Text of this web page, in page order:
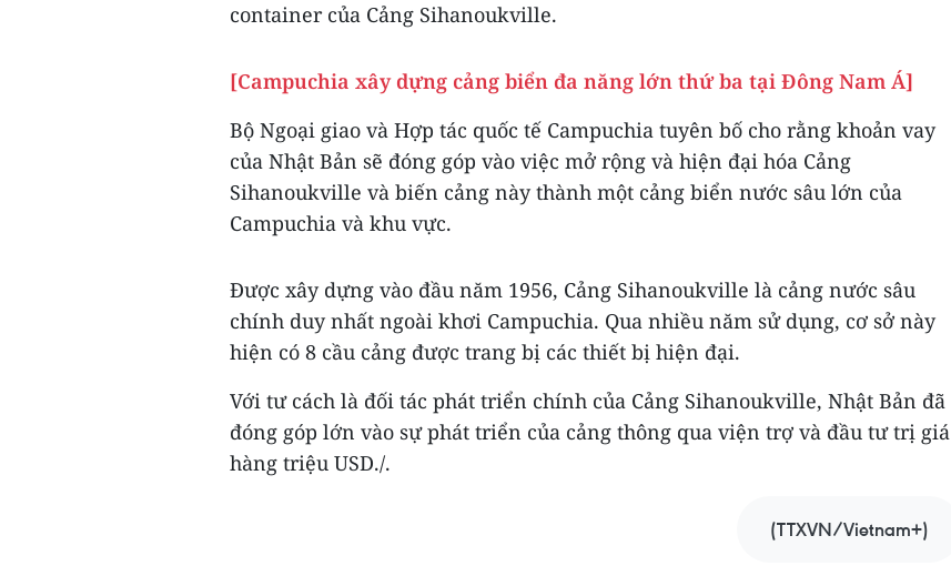
container của Cảng Sihanoukville.
[Campuchia xây dựng cảng biển đa năng lớn thứ ba tại Đông Nam Á]
Bộ Ngoại giao và Hợp tác quốc tế Campuchia tuyên bố cho rằng khoản vay
của Nhật Bản sẽ đóng góp vào việc mở rộng và hiện đại hóa Cảng
Sihanoukville và biến cảng này thành một cảng biển nước sâu lớn của
Campuchia và khu vực.
Được xây dựng vào đầu năm 1956, Cảng Sihanoukville là cảng nước sâu
chính duy nhất ngoài khơi Campuchia. Qua nhiều năm sử dụng, cơ sở này
hiện có 8 cầu cảng được trang bị các thiết bị hiện đại.
Với tư cách là đối tác phát triển chính của Cảng Sihanoukville, Nhật Bản đã
đóng góp lớn vào sự phát triển của cảng thông qua viện trợ và đầu tư trị giá
hàng triệu USD./.
(TTXVN/Vietnam+)